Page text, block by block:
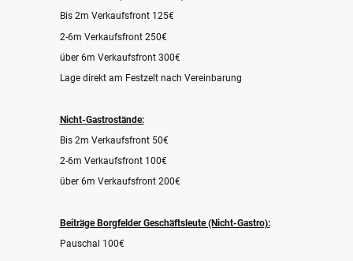
Bis 2m Verkaufsfront 125€
2-6m Verkaufsfront 250€
über 6m Verkaufsfront 300€
Lage direkt am Festzelt nach Vereinbarung
Nicht-Gastrostände:
Bis 2m Verkaufsfront 50€
2-6m Verkaufsfront 100€
über 6m Verkaufsfront 200€
Beiträge Borgfelder Geschäftsleute (Nicht-Gastro):
Pauschal 100€